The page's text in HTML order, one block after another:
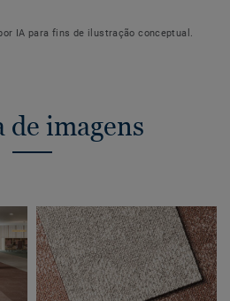
IA para fins de ilustração conceptual.
de imagens